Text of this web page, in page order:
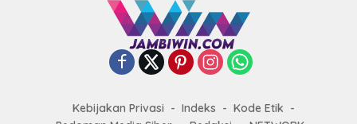
Kebijakan Privasi Indeks
Kode Etik